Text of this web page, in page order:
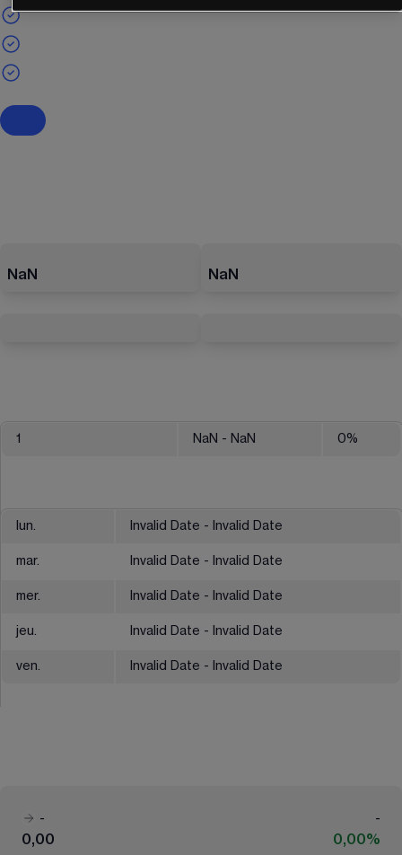
NaN NaN
1 NaN - NaN 0%
lun. Invalid Date - Invalid Date
mar. Invalid Date - Invalid Date
mer. Invalid Date - Invalid Date
jeu. Invalid Date - Invalid Date
ven. Invalid Date - Invalid Date
-
-
0,00
0,00%